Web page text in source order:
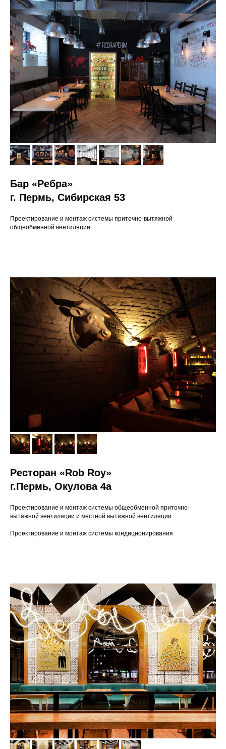
Бар «Ребра»
г. Пермь, Сибирская 53
Проектирование и монтаж системы приточно-вытяжной
общеобменной вентиляции
Ресторан «Rob Roy»
г.Пермь, Окулова 4а
Проектирование и монтаж системы общеобменной приточно-
вытяжной вентиляции и местной вытяжной вентиляции.
Проектирование и монтаж системы кондиционирования